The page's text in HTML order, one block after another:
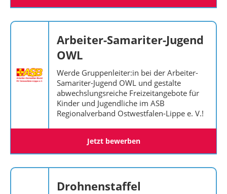
Arbeiter-Samariter-Jugend
OWL
Werde Gruppenleiter:in bei der Arbeiter-
Samariter-Jugend OWL und gestalte
abwechslungsreiche Freizeitangebote für
Kinder und Jugendliche im ASB
Regionalverband Ostwestfalen-Lippe e. V.!
Jetzt bewerben
Drohnenstaffel